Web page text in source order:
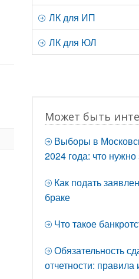
ЛК для ИП
ЛК для ЮЛ
Может быть
Выборы в
2024 года: что нужно
Как подать
браке
Что такое
Обязательность
отчетности: